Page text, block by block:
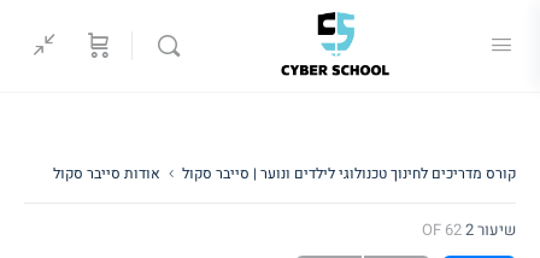
קורס מדריכים לחינוך טכנולוגי לילדים ונוער | סייבר סקול אודות סייבר סקול
שיעור 2 OF 62